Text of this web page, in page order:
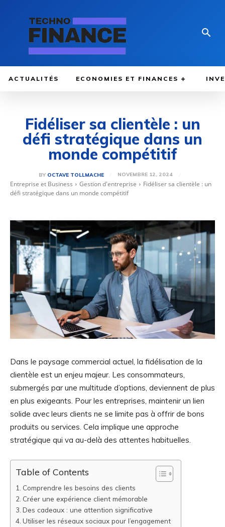
ACTUALITÉS ECONOMIES ET FINANCES
Fidéliser sa clientèle : un
défi stratégique dans un
monde compétitif
BY OCTAVE TOLLMACHE NOVEMBRE 12, 2024
Entreprise et Business Gestion d'entreprise
Fidéliser sa clientèle : un
défi stratégique dans un monde compétitif
Dans le paysage commercial actuel, la fidélisation de la
clientèle est un enjeu majeur. Les consommateurs,
submergés par une multitude d’options, deviennent de plus
en plus exigeants. Pour les entreprises, maintenir un lien
solide avec leurs clients ne se limite pas à offrir de bons
produits ou services. Cela implique une approche
stratégique qui va au-delà des attentes habituelles.
Table of Contents
Comprendre les besoins des clients
Créer une expérience client mémorable
Des cadeaux : une attention significative
Utiliser les réseaux sociaux pour l’engagement